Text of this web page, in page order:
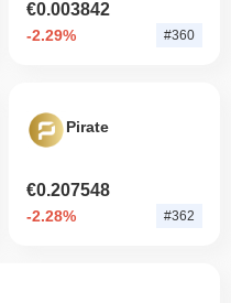
€0.003842
-2.29% #360
Pirate
€0.207548
-2.28% #362